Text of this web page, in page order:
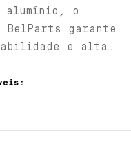
alumínio, o
BelParts garante
e alta